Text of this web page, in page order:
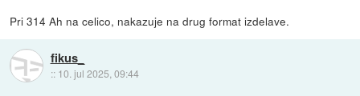
Pri 314 Ah na celico, nakazuje na drug format izdelave.
fikus_
:: 10. jul 2025, 09:44